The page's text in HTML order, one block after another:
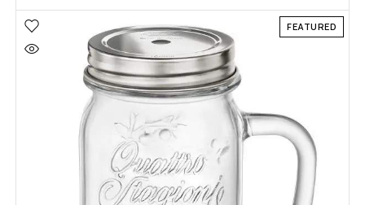
FEATURED